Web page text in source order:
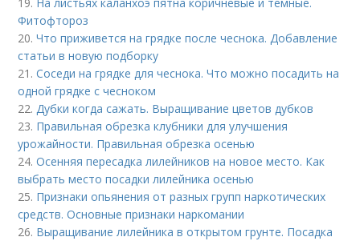
Фитофтороз
20.Что приживется на грядке после чеснока. Добавление
статьи в новую подборку
21.Соседи на грядке для чеснока. Что можно посадить на
одной грядке с чесноком
22.Дубки когда сажать. Выращивание цветов дубков
23. Правильная обрезка клубники для улучшения
урожайности. Правильная обрезка осенью
24.Осенняя пересадка лилейников на новое место. Как
выбрать место посадки лилейника осенью
25. Признаки опьянения от разных групп наркотических
средств. Основные признаки наркомании
26. Выращивание лилейника в открытом грунте. Посадка